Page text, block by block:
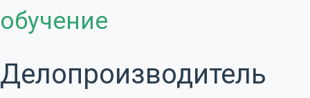
к
у
т
обучение
Делопроизводитель